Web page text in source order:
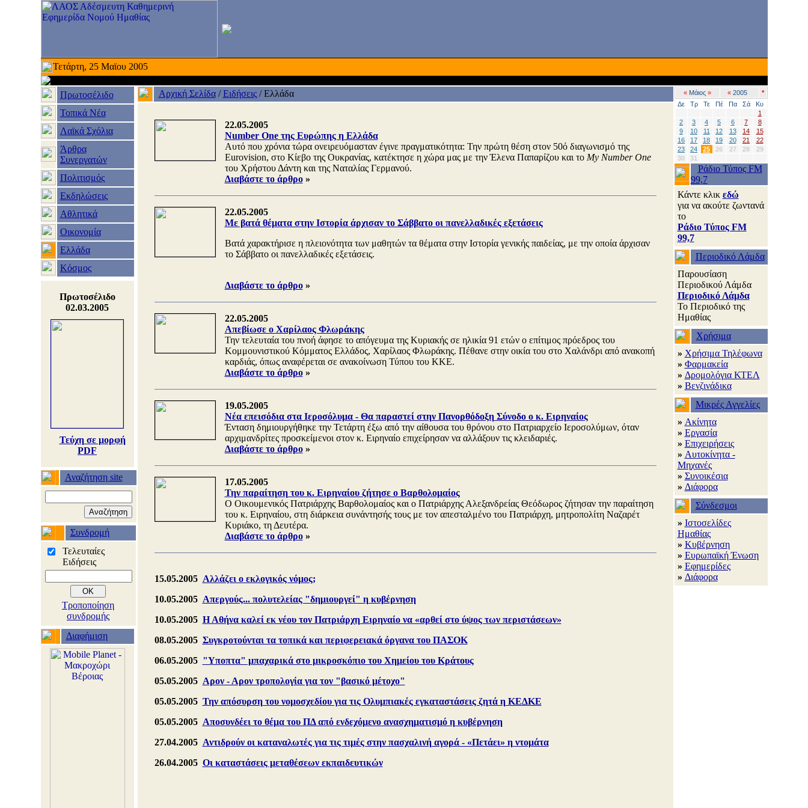
Τετάρτη, 25 Μαϊου 2005
Πρωτοσέλιδο
Τοπικά Νέα
Λαϊκά Σχόλια
Άρθρα
Συνεργατών
Πολιτισμός
Εκδηλώσεις
Αθλητικά
Οικονομία
Ελλάδα
Κόσμος
Πρωτοσέλιδο
02.03.2005
Τεύχη σε μορφή
PDF
Αναζήτηση site
Συνδρομή
Τελευταίες
Ειδήσεις
Τροποποίηση
συνδρομής
Διαφήμιση
Αρχική Σελίδα/Ειδήσεις/Ελλάδα
22.05.2005
Number One της Ευρώπης η Ελλάδα
Αυτό που χρόνια τώρα ονειρευόμασταν έγινε πραγματικότητα: Την πρώτη θέση στον 50ό διαγωνισμό της
Eurovision, στο Κίεβο της Ουκρανίας, κατέκτησε η χώρα μας με την Έλενα Παπαρίζου και το My Number One
του Χρήστου Δάντη και της Ναταλίας Γερμανού.
Διαβάστε το άρθρο»
22.05.2005
Με βατά θέματα στην Ιστορία άρχισαν το Σάββατο οι πανελλαδικές εξετάσεις
Βατά χαρακτήρισε η πλειονότητα των μαθητών τα θέματα στην Ιστορία γενικής παιδείας, με την οποία άρχισαν
το Σάββατο οι πανελλαδικές εξετάσεις.
Διαβάστε το άρθρο»
22.05.2005
Απεβίωσε o Χαρίλαος Φλωράκης
Την τελευταία του πνοή άφησε το απόγευμα της Κυριακής σε ηλικία 91 ετών ο επίτιμος πρόεδρος του
Κομμουνιστικού Κόμματος Ελλάδος, Χαρίλαος Φλωράκης. Πέθανε στην οικία του στο Χαλάνδρι από ανακοπή
καρδιάς, όπως αναφέρεται σε ανακοίνωση Τύπου του ΚΚΕ.
Διαβάστε το άρθρο»
19.05.2005
Νέα επεισόδια στα Ιεροσόλυμα - Θα παραστεί στην Πανορθόδοξη Σύνοδο ο κ. Ειρηναίος
Ένταση δημιουργήθηκε την Τετάρτη έξω από την αίθουσα του θρόνου στο Πατριαρχείο Ιεροσολύμων, όταν
αρχιμανδρίτες προσκείμενοι στον κ. Ειρηναίο επιχείρησαν να αλλάξουν τις κλειδαριές.
Διαβάστε το άρθρο»
17.05.2005
Την παραίτηση του κ. Ειρηναίου ζήτησε ο Βαρθολομαίος
Ο Οικουμενικός Πατριάρχης Βαρθολομαίος και ο Πατριάρχης Αλεξανδρείας Θεόδωρος ζήτησαν την παραίτηση
του κ. Ειρηναίου, στη διάρκεια συνάντησής τους με τον απεσταλμένο του Πατριάρχη, μητροπολίτη Ναζαρέτ
Κυριάκο, τη Δευτέρα.
Διαβάστε το άρθρο»
15.05.2005 Αλλάζει ο εκλογικός νόμος;
10.05.2005 Απεργούς... πολυτελείας "δημιουργεί" η κυβέρνηση
10.05.2005 Η Αθήνα καλεί εκ νέου τον Πατριάρχη Ειρηναίο να «αρθεί στο ύψος των περιστάσεων»
08.05.2005 Συγκροτούνται τα τοπικά και περιφερειακά όργανα του ΠΑΣΟΚ
06.05.2005 "Υποπτα" μπαχαρικά στο μικροσκόπιο του Χημείου του Κράτους
05.05.2005 Αρον - Αρον τροπολογία για τον "βασικό μέτοχο"
05.05.2005 Την απόσυρση του νομοσχεδίου για τις Ολυμπιακές εγκαταστάσεις ζητά η ΚΕΔΚΕ
05.05.2005 Αποσυνδέει το θέμα του ΠΔ από ενδεχόμενο ανασχηματισμό η κυβέρνηση
27.04.2005 Αντιδρούν οι καταναλωτές για τις τιμές στην πασχαλινή αγορά - «Πετάει» η ντομάτα
26.04.2005 Οι καταστάσεις μεταθέσεων εκπαιδευτικών
« Μάιος » « 2005
*
Δε
Τρ Τε Πέ Πα Σά
Κυ
1
2
3 4 5 6 7
8
9
10 11 12 13 14
15
16
17 18 19 20 21
22
23
24 25 26 27 28
29
30
31
Ράδιο Τύπος FM
99,7
Κάντε κλικ εδώ
για να ακούτε ζωντανά
το
Ράδιο Τύπος FM
99,7
Περιοδικό Λάμδα
Παρουσίαση
Περιοδικού Λάμδα
Περιοδικό Λάμδα
Το Περιοδικό της
Ημαθίας
Χρήσιμα
» Χρήσιμα Τηλέφωνα
» Φαρμακεία
» Δρομολόγια ΚΤΕΛ
» Βενζινάδικα
Μικρές Αγγελίες
» Ακίνητα
» Εργασία
» Επιχειρήσεις
» Αυτοκίνητα -
Μηχανές
» Συνοικέσια
» Διάφορα
Σύνδεσμοι
» Ιστοσελίδες
Ημαθίας
» Κυβέρνηση
» Ευρωπαϊκή Ένωση
» Εφημερίδες
» Διάφορα